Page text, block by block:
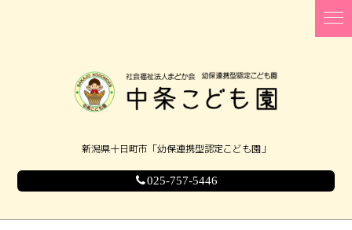
新潟県十日町市「幼保連携型認定こども園」
025-757-5446